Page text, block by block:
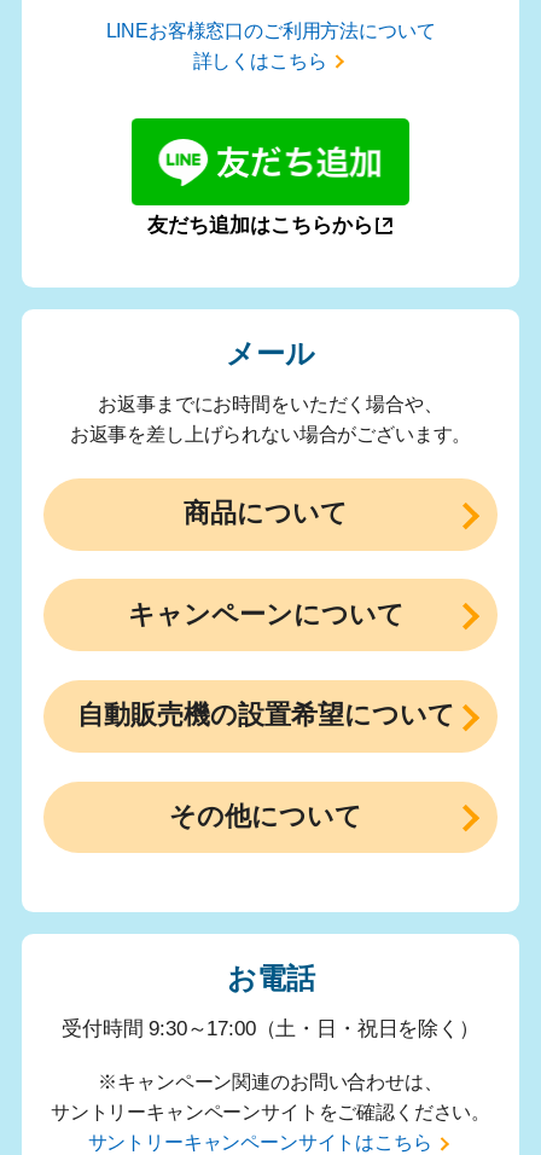
LINEお客様窓口のご利用方法について
詳しくはこちら
友だち追加はこちらから
メール
お返事までにお時間をいただく場合や、
お返事を差し上げられない場合がございます。
商品について
キャンペーンについて
自動販売機の設置希望について
その他について
お電話
受付時間 9:30～17:00（土・日・祝日を除く）
※キャンペーン関連のお問い合わせは、
サントリーキャンペーンサイトをご確認ください。
サントリーキャンペーンサイトはこちら